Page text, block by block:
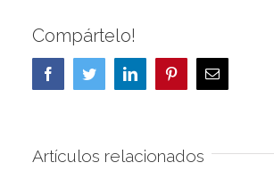
Compártelo!
FacebookTwitterLinkedInPinterestCorreo
electrónico
Artículos relacionados